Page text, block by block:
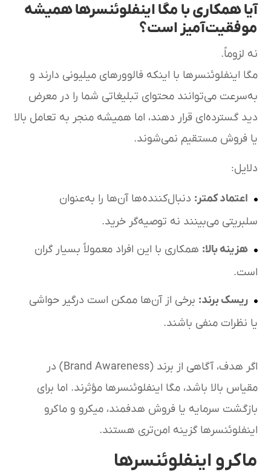
آیا همکاری با مگا اینفلوئنسرها همیشه
موفقیت‌آمیز است؟
نه لزوماً.
مگا اینفلوئنسرها با اینکه فالوورهای میلیونی دارند و
به‌سرعت می‌توانند محتوای تبلیغاتی شما را در معرض
دید گسترده‌ای قرار دهند، اما همیشه منجر به تعامل بالا
یا فروش مستقیم نمی‌شوند.
دلایل:
اعتماد کمتر: دنبال‌کننده‌ها آن‌ها را به‌عنوان
سلبریتی می‌بینند نه توصیه‌گر خرید.
هزینه بالا: همکاری با این افراد معمولاً بسیار گران
است.
ریسک برند: برخی از آن‌ها ممکن است درگیر حواشی
یا نظرات منفی باشند.
اگر هدف، آگاهی از برند (Brand Awareness) در
مقیاس بالا باشد، مگا اینفلوئنسرها مؤثرند. اما برای
بازگشت سرمایه یا فروش هدفمند، میکرو و ماکرو
اینفلوئنسرها گزینه‌ امن‌تری هستند.
ماکرو اینفلوئنسرها